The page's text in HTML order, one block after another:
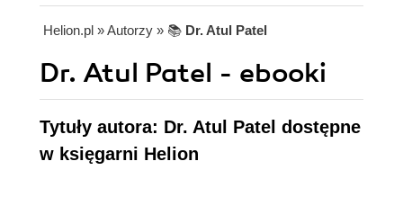
Helion.pl » Autorzy » 📚 Dr. Atul Patel
Dr. Atul Patel - ebooki
Tytuły autora: Dr. Atul Patel dostępne
w księgarni Helion